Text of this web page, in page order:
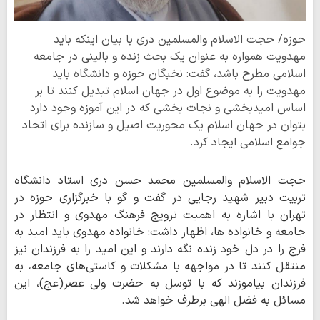
حوزه/ حجت الاسلام والمسلمین دری با بیان اینکه باید
مهدویت همواره به عنوان یک بحث زنده و بالینی در جامعه
اسلامی مطرح باشد، گفت: نخبگان حوزه و دانشگاه باید
مهدویت را به موضوع اول در جهان اسلام تبدیل کنند تا بر
اساس امیدبخشی و نجات بخشی که در این آموزه وجود دارد
بتوان در جهان اسلام یک محوریت اصیل‌ و سازنده برای اتحاد
جوامع اسلامی ایجاد کرد.
حجت الاسلام والمسلمین محمد حسن دری استاد دانشگاه
تربیت دبیر شهید رجایی در گفت و گو با خبرگزاری حوزه در
تهران با اشاره به اهمیت ترویج فرهنگ مهدوی و انتظار در
جامعه و خانواده ها، اظهار داشت: خانواده‌ مهدوی باید امید به
فرج را در دل خود زنده نگه دارند و این امید را به فرزندان نیز
منتقل کنند تا در مواجهه با مشکلات و کاستی‌های جامعه، به
فرزندان بیاموزند که با توسل به حضرت ولی عصر(عج)، این
مسائل به فضل الهی برطرف خواهد شد.